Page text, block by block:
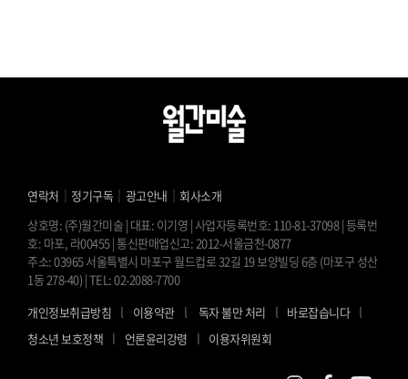
연락처 정기구독 광고안내
회사소개
상호명: (주)월간미술 | 대표: 이기영 | 사업자등록번호: 110-81-37098 | 등록번
호: 마포, 라00455 | 통신판매업신고: 2012-서울금천-0877
주소: 03965 서울특별시 마포구 월드컵로 32길 19 보양빌딩 6층 (마포구 성산
1동 278-40) | TEL: 02-2088-7700
개인정보취급방침 l 이용약관 l 독자 불만 처리 l 바로잡습니다 l
청소년 보호정책 l 언론윤리강령 l 이용자위원회